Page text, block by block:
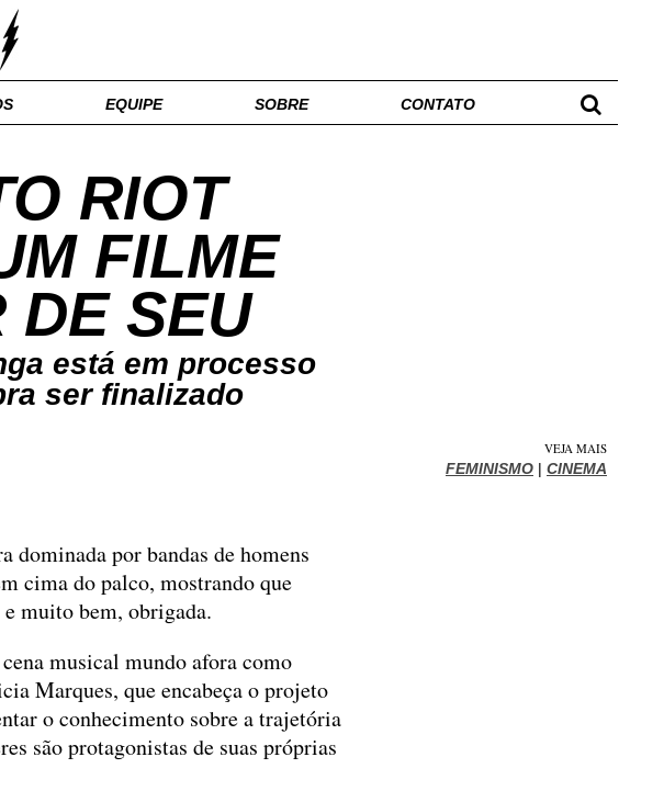
EQUIPE SOBRE CONTATO
RIOT
FILME
DE SEU
está em processo
ser finalizado
VEJA MAIS
FEMINISMO | CINEMA
dominada por bandas de homens
cima do palco, mostrando que
muito bem, obrigada.
musical mundo afora como
Marques, que encabeça o projeto
o conhecimento sobre a trajetória
são protagonistas de suas próprias